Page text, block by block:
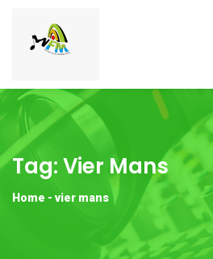
Tag:Vier Mans
Home - vier mans